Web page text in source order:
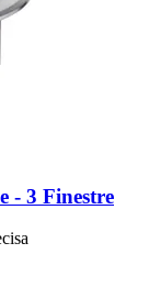
-​ 3 Finestre